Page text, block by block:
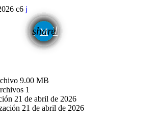
6
share
email
9.00 MB
1
21 de abril de 2026
21 de abril de 2026